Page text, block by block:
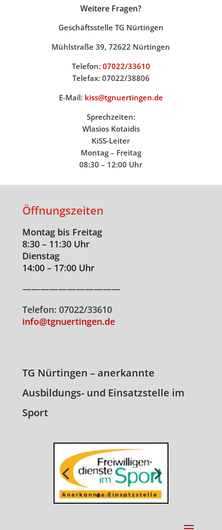
Weitere Fragen?
Geschäftsstelle TG Nürtingen
Mühlstraße 39, 72622 Nürtingen
Telefon: 07022/33610
Telefax: 07022/38806
E-Mail: kiss@tgnuertingen.de
Sprechzeiten:
Wlasios Kotaidis
KiSS-Leiter
Montag – Freitag
08:30 – 12:00 Uhr
Öffnungszeiten
Montag bis Freitag
8:30 – 11:30 Uhr
Dienstag
14:00 – 17:00 Uhr
———————————
Telefon: 07022/33610
info@tgnuertingen.de
TG Nürtingen – anerkannte
Ausbildungs- und Einsatzstelle im
Sport